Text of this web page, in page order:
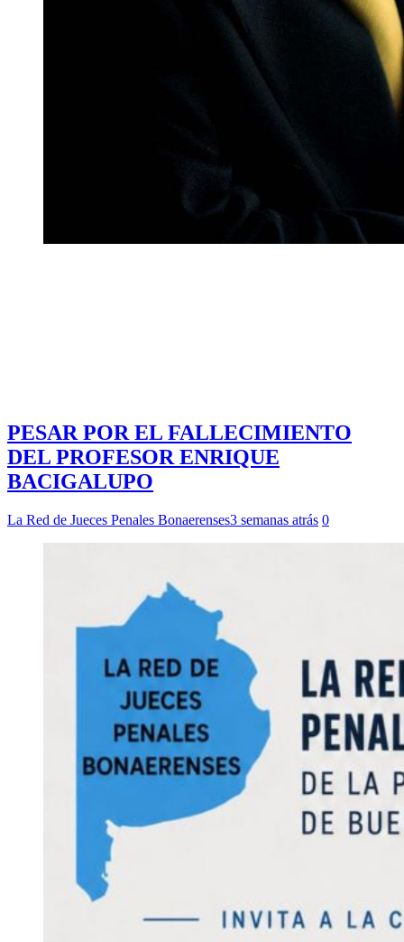
PESAR POR EL FALLECIMIENTO
DEL PROFESOR ENRIQUE
BACIGALUPO
La Red de Jueces Penales Bonaerenses3 semanas atrás 0